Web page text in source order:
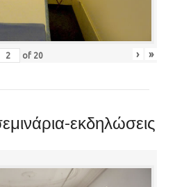
of 20 › »
εκδηλώσεις